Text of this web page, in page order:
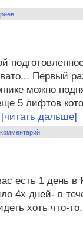
Первый
можно
5 лифтов
[читать дальше]
есть 1 день в
4х дней- в
хоть что-